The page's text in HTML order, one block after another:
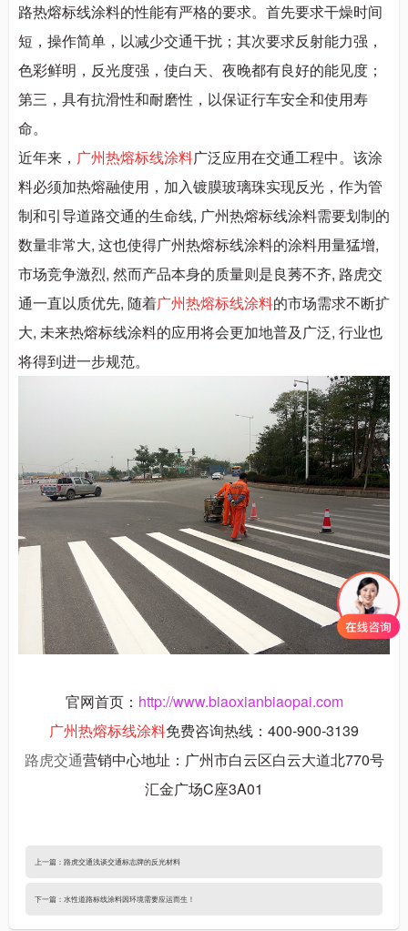
路热熔标线涂料的性能有严格的要求。首先要求干燥时间
短，操作简单，以减少交通干扰；其次要求反射能力强，
色彩鲜明，反光度强，使白天、夜晚都有良好的能见度；
第三，具有抗滑性和耐磨性，以保证行车安全和使用寿
命。
近年来， 广州热熔标线涂料广泛应用在交通工程中。该涂
料必须加热熔融使用，加入镀膜玻璃珠实现反光，作为管
制和引导道路交通的生命线, 广州热熔标线涂料需要划制的
数量非常大, 这也使得广州热熔标线涂料的涂料用量猛增,
市场竞争激烈, 然而产品本身的质量则是良莠不齐, 路虎交
通一直以质优先, 随着广州热熔标线涂料的市场需求不断扩
大, 未来热熔标线涂料的应用将会更加地普及广泛, 行业也
将得到进一步规范。
官网首页： http://www.biaoxianbiaopai.com
广州热熔标线涂料免费咨询热线：400-900-3139
路虎交通营销中心地址：广州市白云区白云大道北770号
汇金广场C座3A01
上一篇： 路虎交通浅谈交通标志牌的反光材料
下一篇： 水性道路标线涂料因环境需要应运而生！